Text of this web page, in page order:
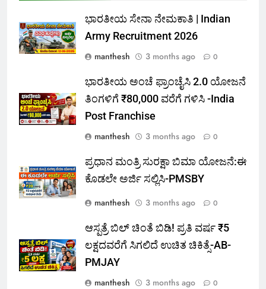
ಭಾರತೀಯ ಸೇನಾ ನೇಮಕಾತಿ | Indian
Army Recruitment 2026
manthesh
3 months ago 0
ಭಾರತೀಯ ಅಂಚೆ ಫ್ರಾಂಚೈಸಿ 2.0 ಯೋಜನೆ
ತಿಂಗಳಿಗೆ ₹80,000 ವರೆಗೆ ಗಳಿಸಿ -India
Post Franchise
manthesh
3 months ago 0
ಪ್ರಧಾನ ಮಂತ್ರಿ ಸುರಕ್ಷಾ ಬಿಮಾ ಯೋಜನೆ:ಈ
ಕೊಡಲೇ ಅರ್ಜಿ ಸಲ್ಲಿಸಿ-PMSBY
manthesh
3 months ago 0
ಆಸ್ಪತ್ರೆ ಬಿಲ್ ಚಿಂತೆ ಬಿಡಿ! ಪ್ರತಿ ವರ್ಷ ₹5
ಲಕ್ಷದವರೆಗೆ ಸಿಗಲಿದೆ ಉಚಿತ ಚಿಕಿತ್ಸೆ-AB-
PMJAY
manthesh
3 months ago 0